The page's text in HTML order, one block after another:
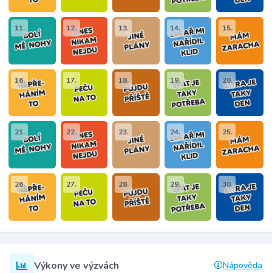
11. 12. 13. 14. 15.
16. 17. 18. 19. 20.
21. 22. 23. 24. 25.
26. 27. 28. 29. 30.
Výkony ve výzvách Nápověda